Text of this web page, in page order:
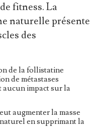
fitness. La
naturelle présente
des
de la follistatine
de métastases
aucun impact sur la
augmenter la masse
en supprimant la